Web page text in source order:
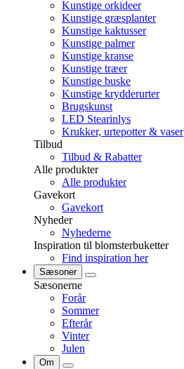
Kunstige orkideer
Kunstige græsplanter
Kunstige kaktusser
Kunstige palmer
Kunstige kranse
Kunstige træer
Kunstige buske
Kunstige krydderurter
Brugskunst
LED Stearinlys
Krukker, urtepotter & vaser
Tilbud
Tilbud & Rabatter
Alle produkter
Alle produkter
Gavekort
Gavekort
Nyheder
Nyhederne
Inspiration til blomsterbuketter
Find inspiration her
Sæsoner
Sæsonerne
Forår
Sommer
Efterår
Vinter
Julen
Om